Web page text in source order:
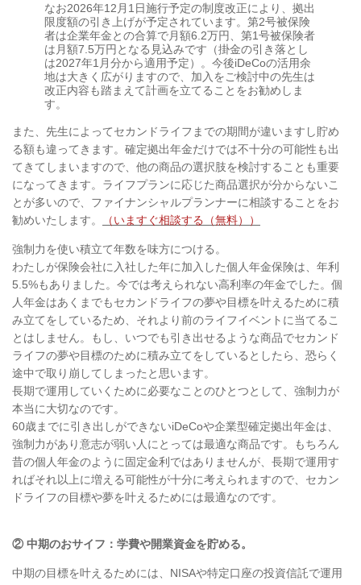
なお2026年12月1日施行予定の制度改正により、拠出
限度額の引き上げが予定されています。第2号被保険
者は企業年金との合算で月額6.2万円、第1号被保険者
は月額7.5万円となる見込みです（掛金の引き落とし
は2027年1月分から適用予定）。今後iDeCoの活用余
地は大きく広がりますので、加入をご検討中の先生は
改正内容も踏まえて計画を立てることをお勧めしま
す。
また、先生によってセカンドライフまでの期間が違いますし貯め
る額も違ってきます。確定拠出年金だけでは不十分の可能性も出
てきてしまいますので、他の商品の選択肢を検討することも重要
になってきます。ライフプランに応じた商品選択が分からないこ
とが多いので、ファイナンシャルプランナーに相談することをお
勧めいたします。
（いますぐ相談する（無料））
強制力を使い積立て年数を味方につける。
わたしが保険会社に入社した年に加入した個人年金保険は、年利
5.5%もありました。今では考えられない高利率の年金でした。個
人年金はあくまでもセカンドライフの夢や目標を叶えるために積
み立てをしているため、それより前のライフイベントに当てるこ
とはしません。もし、いつでも引き出せるような商品でセカンド
ライフの夢や目標のために積み立てをしているとしたら、恐らく
途中で取り崩してしまったと思います。
長期で運用していくために必要なことのひとつとして、強制力が
本当に大切なのです。
60歳までに引き出しができないiDeCoや企業型確定拠出年金は、
強制力があり意志が弱い人にとっては最適な商品です。もちろん
昔の個人年金のように固定金利ではありませんが、長期で運用す
ればそれ以上に増える可能性が十分に考えられますので、セカン
ドライフの目標や夢を叶えるためには最適なのです。
② 中期のおサイフ：学費や開業資金を貯める。
中期の目標を叶えるためには、NISAや特定口座の投資信託で運用